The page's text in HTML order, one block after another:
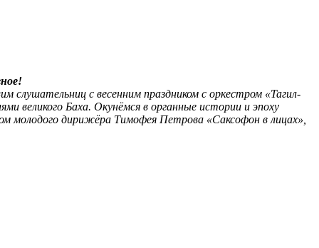
с весенним праздником с оркестром «Тагил-
великого Баха. Окунёмся в органные истории и эпоху
молодого дирижёра Тимофея Петрова «Саксофон в лицах»,